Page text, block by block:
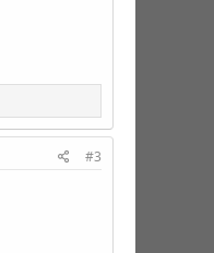
#3